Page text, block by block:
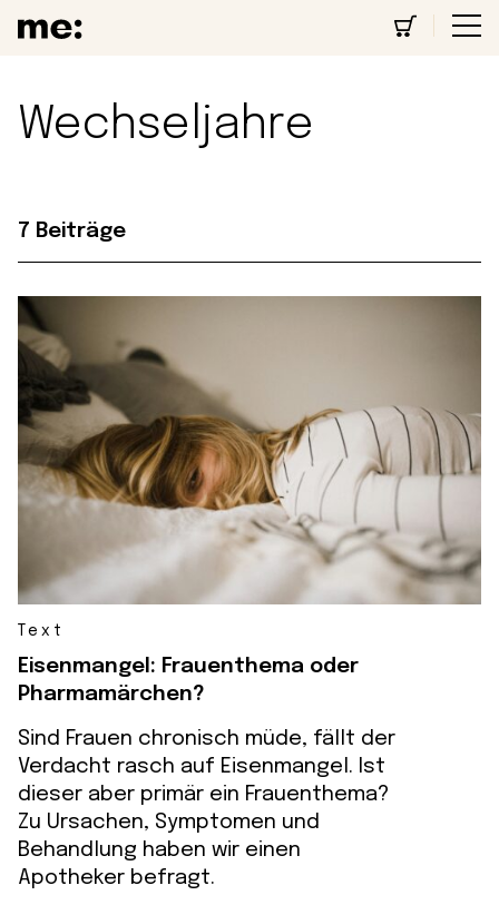
Wechseljahre
7 Beiträge
Text
Eisenmangel: Frauenthema oder
Pharmamärchen?
Sind Frauen chronisch müde, fällt der
Verdacht rasch auf Eisenmangel. Ist
dieser aber primär ein Frauenthema?
Zu Ursachen, Symptomen und
Behandlung haben wir einen
Apotheker befragt.